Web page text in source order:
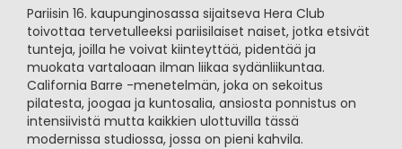
Pariisin 16. kaupunginosassa sijaitseva Hera Club
toivottaa tervetulleeksi pariisilaiset naiset, jotka etsivät
tunteja, joilla he voivat kiinteyttää, pidentää ja
muokata vartaloaan ilman liikaa sydänliikuntaa.
California Barre -menetelmän, joka on sekoitus
pilatesta, joogaa ja kuntosalia, ansiosta ponnistus on
intensiivistä mutta kaikkien ulottuvilla tässä
modernissa studiossa, jossa on pieni kahvila.